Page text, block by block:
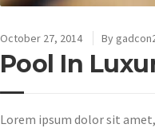
October 27, 2014 By
Pool In
Lorem ipsum dolor sit